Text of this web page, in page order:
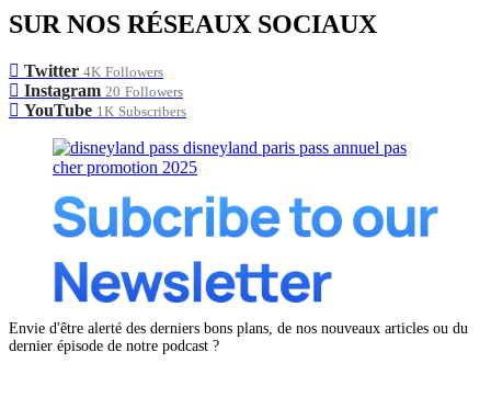
SUR NOS RÉSEAUX SOCIAUX
Twitter 4K Followers
Instagram 20 Followers
YouTube 1K Subscribers
Envie d'être alerté des derniers bons plans, de nos nouveaux articles ou du
dernier épisode de notre podcast ?